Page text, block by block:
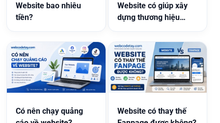
Website bao nhiêu
tiền?
Website có giúp xây
dựng thương hiệu
Có nên chạy quảng
Website có thay thế